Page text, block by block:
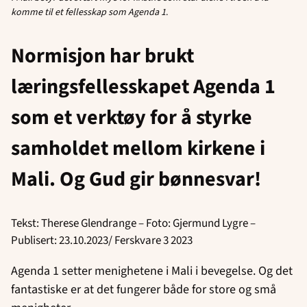
komme til et fellesskap som Agenda 1.
Normisjon har brukt
læringsfellesskapet Agenda 1
som et verktøy for å styrke
samholdet mellom kirkene i
Mali. Og Gud gir bønnesvar!
Tekst: Therese Glendrange – Foto: Gjermund Lygre –
Publisert: 23.10.2023/ Ferskvare 3 2023
Agenda 1 setter menighetene i Mali i bevegelse. Og det
fantastiske er at det fungerer både for store og små